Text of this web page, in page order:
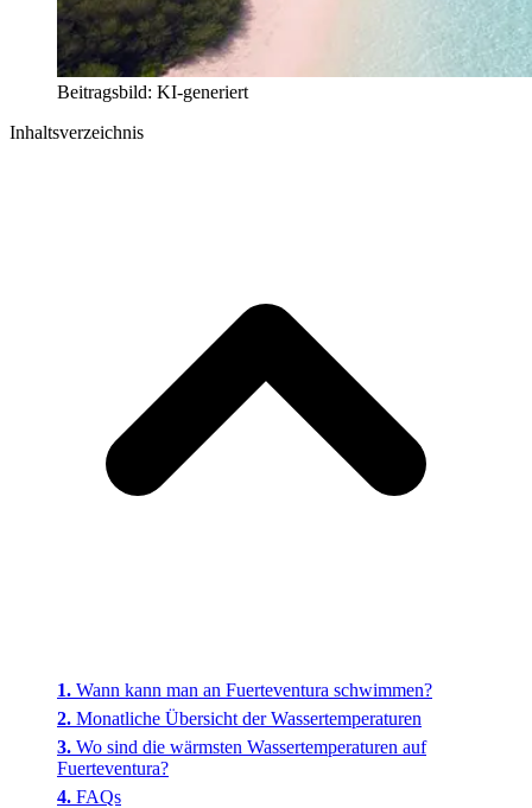
Beitragsbild: KI-generiert
Inhaltsverzeichnis
Wann kann man an Fuerteventura schwimmen?
Monatliche Übersicht der Wassertemperaturen
Wo sind die wärmsten Wassertemperaturen auf
Fuerteventura?
FAQs